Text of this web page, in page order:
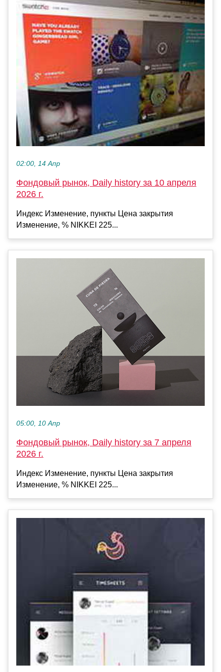
02:00, 14 Апр
Фондовый рынок, Daily history за 10 апреля
2026 г.
Индекс Изменение, пункты Цена закрытия
Изменение, % NIKKEI 225...
05:00, 10 Апр
Фондовый рынок, Daily history за 7 апреля
2026 г.
Индекс Изменение, пункты Цена закрытия
Изменение, % NIKKEI 225...